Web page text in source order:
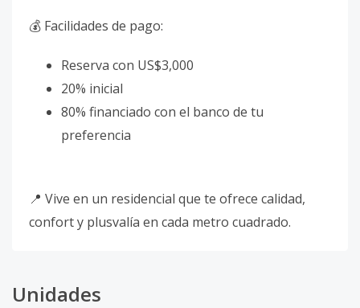
💰 Facilidades de pago:
Reserva con US$3,000
20% inicial
80% financiado con el banco de tu
preferencia
📍 Vive en un residencial que te ofrece calidad,
confort y plusvalía en cada metro cuadrado.
Unidades